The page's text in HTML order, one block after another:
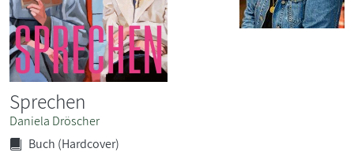
Sprechen
Daniela Dröscher
Buch (Hardcover)